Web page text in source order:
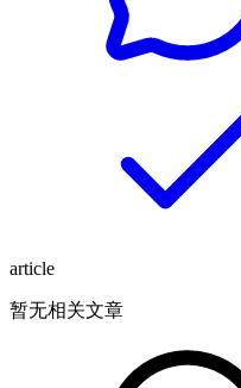
article
暂无相关文章